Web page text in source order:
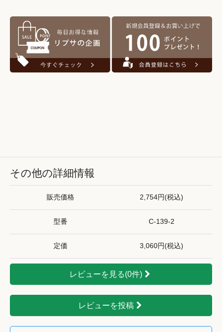
その他の詳細情報
販売価格 2,754円(税込)
型番 C-139-2
定価 3,060円(税込)
レビューを見る(0件)
レビューを投稿